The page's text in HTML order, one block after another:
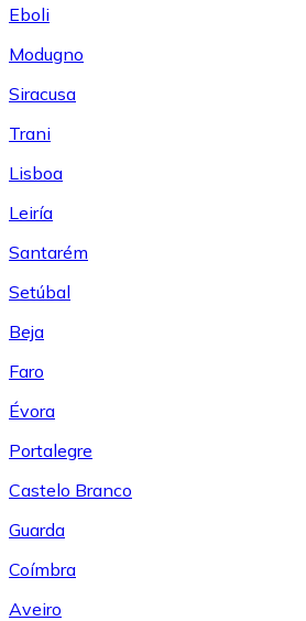
Eboli
Modugno
Siracusa
Trani
Lisboa
Leiría
Santarém
Setúbal
Beja
Faro
Évora
Portalegre
Castelo Branco
Guarda
Coímbra
Aveiro